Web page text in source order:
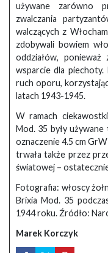
używane zarówno
zwalczania
walczących z
zdobywali bowiem
oddziałów, ponieważ
wsparcie dla
ruch oporu,
latach 1943-1945.
W ramach
Mod. 35 były
oznaczenie 4.5 cm GrW
trwała także przez
światowej –
Fotografia: włoscy
Brixia Mod. 35
1944 roku. Źródło:
Marek Korczyk